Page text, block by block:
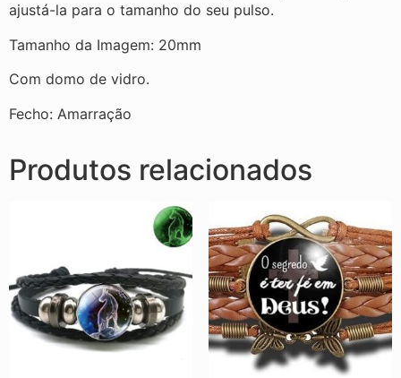
ajustá-la para o tamanho do seu pulso.
Tamanho da Imagem: 20mm
Com domo de vidro.
Fecho: Amarração
Produtos relacionados